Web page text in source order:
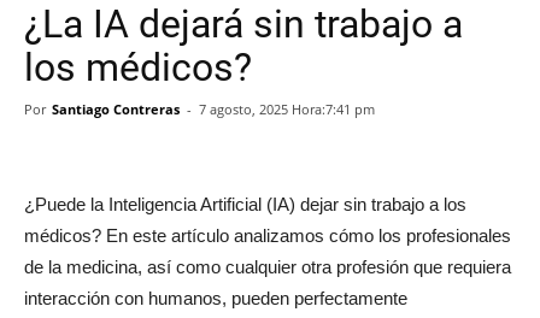
¿La IA dejará sin trabajo a
los médicos?
Por Santiago Contreras - 7 agosto, 2025 Hora:7:41 pm
¿Puede la Inteligencia Artificial (IA) dejar sin trabajo a los
médicos? En este artículo analizamos cómo los profesionales
de la medicina, así como cualquier otra profesión que requiera
interacción con humanos, pueden perfectamente